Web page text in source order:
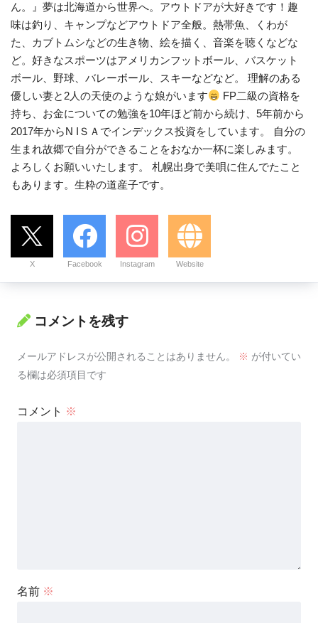
ん。』夢は北海道から世界へ。アウトドアが大好きです！趣
味は釣り、キャンプなどアウトドア全般。熱帯魚、くわが
た、カブトムシなどの生き物、絵を描く、音楽を聴くなどな
ど。好きなスポーツはアメリカンフットボール、バスケット
ボール、野球、バレーボール、スキーなどなど。 理解のある
優しい妻と2人の天使のような娘がいます
FP二級の資格を
持ち、お金についての勉強を10年ほど前から続け、5年前から
2017年からN IＳＡでインデックス投資をしています。 自分の
生まれ故郷で自分ができることをおなか一杯に楽しみます。
よろしくお願いいたします。 札幌出身で美唄に住んでたこと
もあります。生粋の道産子です。
X Facebook Instagram Website
コメントを残す
メールアドレスが公開されることはありません。 ※ が付いてい
る欄は必須項目です
コメント ※
名前 ※